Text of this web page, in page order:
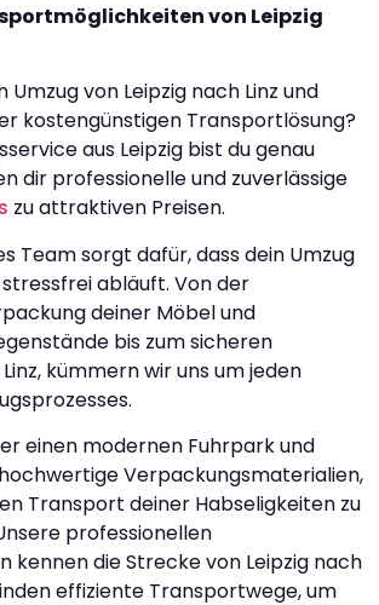
von Leipzig
Umzug von Leipzig nach Linz und
kostengünstigen Transportlösung?
aus Leipzig bist du genau
dir professionelle und zuverlässige
zu attraktiven Preisen.
Team sorgt dafür, dass dein Umzug
abläuft. Von der
deiner Möbel und
bis zum sicheren
kümmern wir uns um jeden
einen modernen Fuhrpark und
Verpackungsmaterialien,
Transport deiner Habseligkeiten zu
professionellen
kennen die Strecke von Leipzig nach
effiziente Transportwege, um